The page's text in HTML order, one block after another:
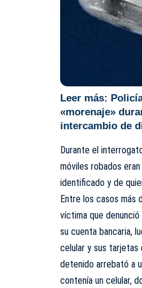
Leer más:
«morenaje»
intercambio de
Durante el
móviles robados
identificado y de
Entre los casos más
víctima que
su cuenta bancaria,
celular y sus tarjetas
detenido arrebató a
contenía un celular,